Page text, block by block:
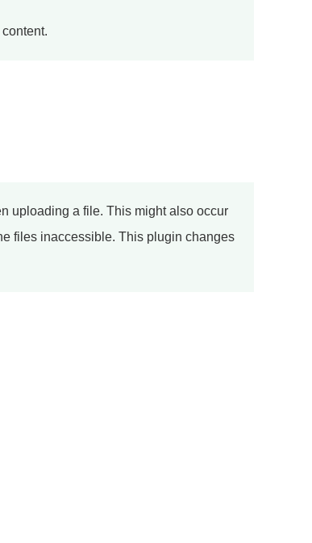
uploading a file. This mightalso occur
files inaccessible. This plugin changes